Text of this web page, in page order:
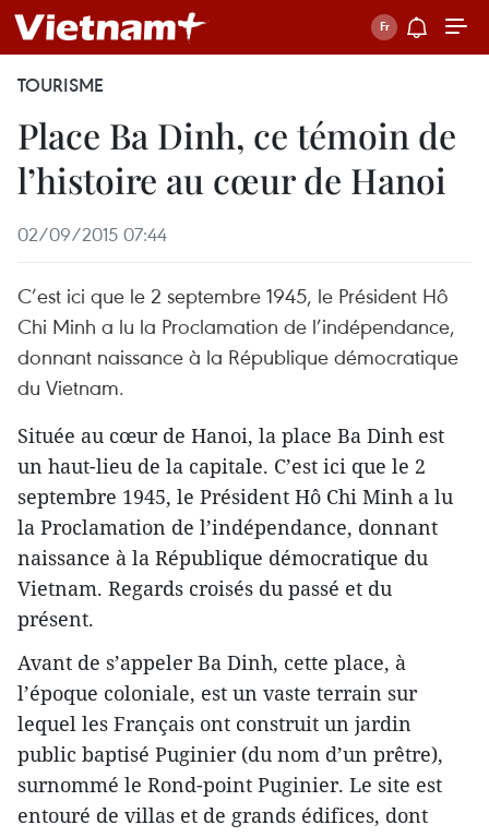
TOURISME
Place Ba Dinh, ce témoin de
l’histoire au cœur de Hanoi
02/09/2015 07:44
C’est ici que le 2 septembre 1945, le Président Hô
Chi Minh a lu la Proclamation de l’indépendance,
donnant naissance à la République démocratique
du Vietnam.
Située au cœur de Hanoi, la place Ba Dinh est
un haut-lieu de la capitale. C’est ici que le 2
septembre 1945, le Président Hô Chi Minh a lu
la Proclamation de l’indépendance, donnant
naissance à la République démocratique du
Vietnam. Regards croisés du passé et du
présent.
Avant de s’appeler Ba Dinh, cette place, à
l’époque coloniale, est un vaste terrain sur
lequel les Français ont construit un jardin
public baptisé Puginier (du nom d’un prêtre),
surnommé le Rond-point Puginier. Le site est
entouré de villas et de grands édifices, dont